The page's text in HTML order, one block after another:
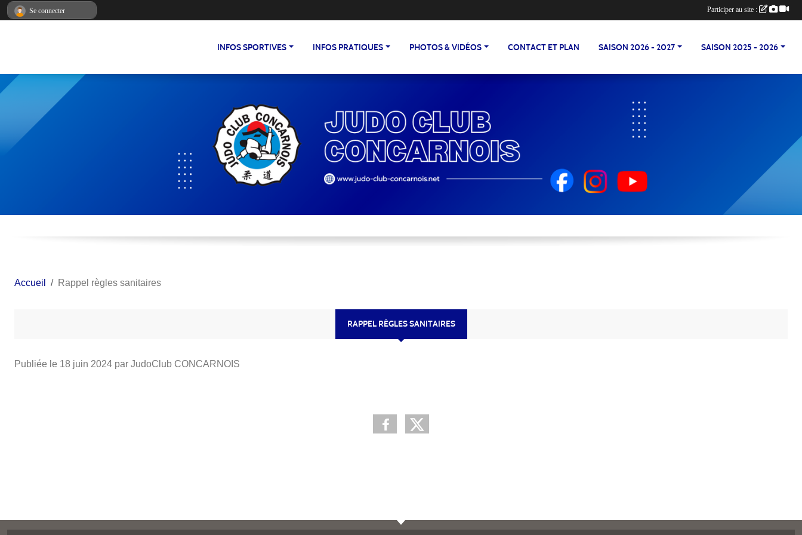
INFOS SPORTIVES INFOS PRATIQUES PHOTOS & VIDÉOS CONTACT ET PLAN SAISON 2026 - 2027 SAISON 2025 - 2026
Accueil Rappel règles sanitaires
RAPPEL RÈGLES SANITAIRES
Publiée le 18 juin 2024 par JudoClub CONCARNOIS
Se connecter Participer au site :
Panneau de gestion des cookies